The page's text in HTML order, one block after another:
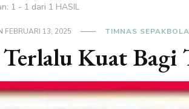
1 - 1 dari 1 HASIL
FEBRUARI 13, 2025 TIMNAS
Kuat Bagi